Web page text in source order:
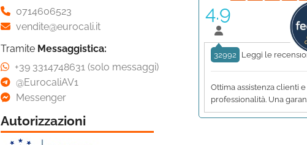
0714606523
vendite@eurocali.it
Tramite Messaggistica:
+39 3314748631 (solo messaggi)
@EurocaliAV1
Messenger
Autorizzazioni
4.9
32992 Leggi le
Ottima assistenza clienti e
professionalità. Una